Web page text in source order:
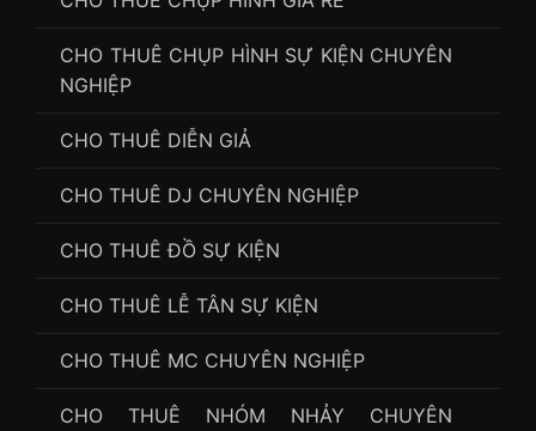
CHO THUÊ CHỤP HÌNH SỰ KIỆN CHUYÊN
NGHIỆP
CHO THUÊ DIỄN GIẢ
CHO THUÊ DJ CHUYÊN NGHIỆP
CHO THUÊ ĐỒ SỰ KIỆN
CHO THUÊ LỄ TÂN SỰ KIỆN
CHO THUÊ MC CHUYÊN NGHIỆP
CHO THUÊ NHÓM NHẢY CHUYÊN